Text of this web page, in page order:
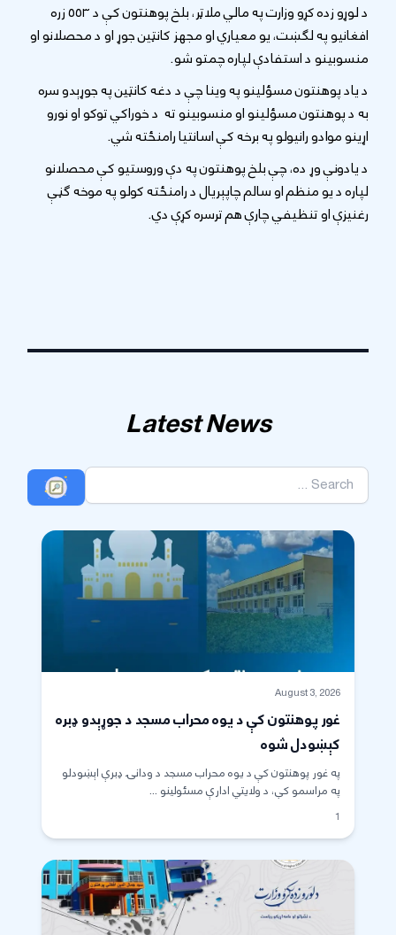
د لوړو زده کړو وزارت په مالي ملاټر، بلخ پوهنتون کې د ۵۵۳ زره
افغانيو په لګښت، یو معیاري او مجهز کانټین جوړ او د محصلانو او
منسوبينو د استفادې لپاره چمتو شو.
د یاد پوهنتون مسؤلينو په وینا چې د دغه کانټين په جوړېدو سره
به د پوهنتون مسؤلینو او منسوبینو ته د خوراکي توکو او نورو
اړینو موادو رانیولو په برخه کې اسانتیا رامنځته شي.
د یادونې وړ ده، چې بلخ پوهنتون په دې وروستیو کې محصلانو
لپاره د یو منظم او سالم چاپېریال د رامنځته کولو په موخه ګڼې
رغنیزې او تنظیفي چارې هم ترسره کړې دي.
Latest News
August 3, 2026
غور پوهنتون کې د یوه محراب مسجد د جوړېدو ډبره
کېښودل شوه
په غور پوهنتون کې د یوه محراب مسجد د ودانۍ ډبرې اېښودلو
په مراسمو کې، د ولایتي ادارې مسئولینو ...
1